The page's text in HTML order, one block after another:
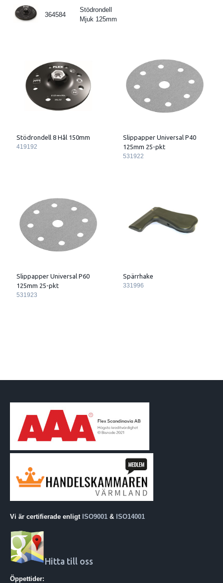
364584
Stödrondell
Mjuk 125mm
Stödrondell 8 Hål 150mm
419192
Slippapper Universal P40
125mm 25-pkt
531922
Slippapper Universal P60
125mm 25-pkt
531923
Spärrhake
331996
Vi är certifierade enligt ISO9001 & ISO14001
Hitta till oss
Öppettider: